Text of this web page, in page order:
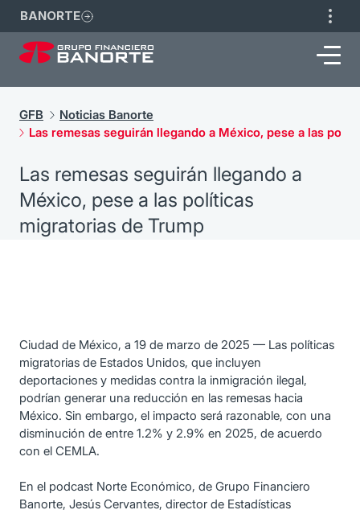
BANORTE
GFB
Noticias Banorte
Las remesas seguirán llegando a México, pese a las
Las remesas seguirán llegando a
México, pese a las políticas
migratorias de Trump
Ciudad de México, a 19 de marzo de 2025 — Las políticas
migratorias de Estados Unidos, que incluyen
deportaciones y medidas contra la inmigración ilegal,
podrían generar una reducción en las remesas hacia
México. Sin embargo, el impacto será razonable, con una
disminución de entre 1.2% y 2.9% en 2025, de acuerdo
con el CEMLA.
En el podcast Norte Económico, de Grupo Financiero
Banorte, Jesús Cervantes, director de Estadísticas